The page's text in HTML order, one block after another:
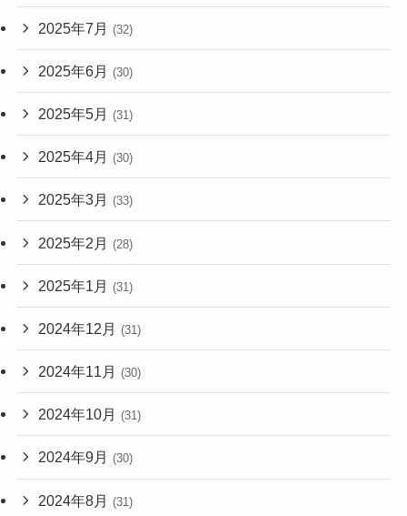
2025年7月 (32)
2025年6月 (30)
2025年5月 (31)
2025年4月 (30)
2025年3月 (33)
2025年2月 (28)
2025年1月 (31)
2024年12月 (31)
2024年11月 (30)
2024年10月 (31)
2024年9月 (30)
2024年8月 (31)